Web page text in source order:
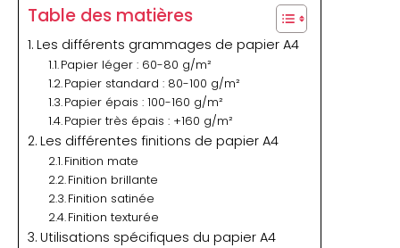
Table des matières
Les différents grammages de papier A4
Papier léger : 60-80 g/m²
Papier standard : 80-100 g/m²
Papier épais : 100-160 g/m²
Papier très épais : +160 g/m²
Les différentes finitions de papier A4
Finition mate
Finition brillante
Finition satinée
Finition texturée
Utilisations spécifiques du papier A4